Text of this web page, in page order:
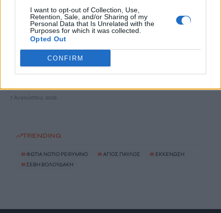
I want to opt-out of Collection, Use,
Retention, Sale, and/or Sharing of my
Personal Data that Is Unrelated with the
Purposes for which it was collected.
Opted Out
CONFIRM
Αεροδρόμιο Καστελλίου: Η ξενάγηση στο εργοτάξιο και τα
μηνύματα Δήμα – Ταχιάου για το μεγάλο έργο
Εξιχνιάστηκαν δύο εμπρησμοί στον Μυλοπόταμο –
7 Αυγούστου, 2026
TRENDING
#ΦΩΤΙΑ ΝΟΤΙΟ ΡΕΘΥΜΝΟ # ΑΓΙΟΣ ΠΑΥΛΟΣ # ΕΚΚΕΝΩΣΗ
# ΣΕΒΗ ΒΟΛΟΥΔΑΚΗ